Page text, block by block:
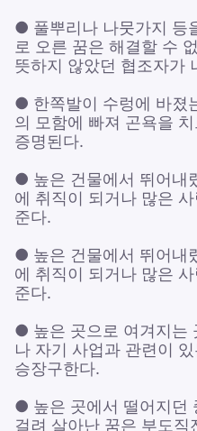
● 풀뿌리나 나뭇가지 등
로 오른 꿈은 해결할 수
뜻하지 않았던 협조자가
● 한쪽발이 수렁에 바졌
의 모함에 빠져 곤욕을
증명된다.
● 높은 건물에서 뛰어내
에 취직이 되거나 많은
준다.
● 높은 건물에서 뛰어내
에 취직이 되거나 많은
준다.
● 높은 곳으로 여겨지는
나 자기 사업과 관련이
승장구한다.
● 높은 곳에서 떨어지던
걸려 살아난 꿈은 부도